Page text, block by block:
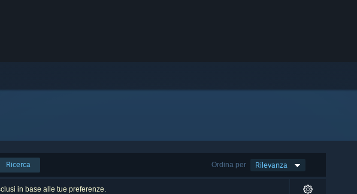
Ordina per Rilevanza
Ricerca
in base alle tue preferenze.